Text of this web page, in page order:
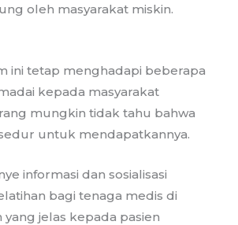
oleh masyarakat miskin.
ini tetap menghadapi beberapa
kepada masyarakat
mungkin tidak tahu bahwa
untuk mendapatkannya.
informasi dan sosialisasi
bagi tenaga medis di
jelas kepada pasien